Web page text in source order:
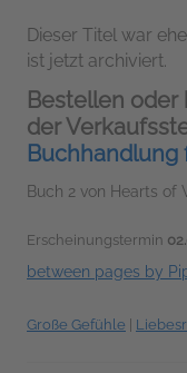
Dieser Titel war
ist jetzt archiviert.
Bestellen oder
der
Buchhandlung
Buch 2 von Hearts of
Erscheinungstermin
between pages by
Große Gefühle |